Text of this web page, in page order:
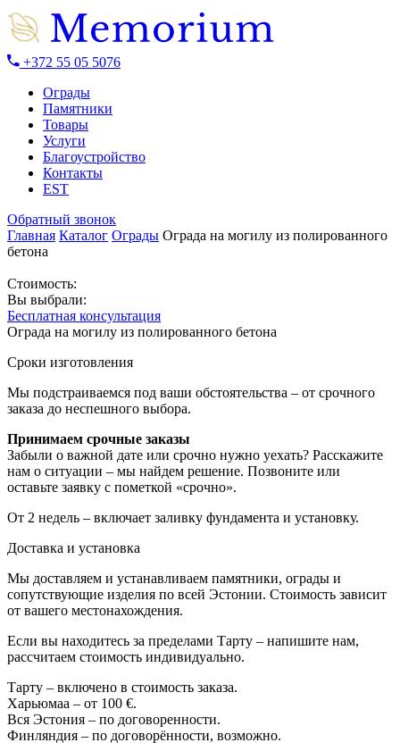
+372 55 05 5076
Ограды
Памятники
Товары
Услуги
Благоустройство
Контакты
EST
Обратный звонок
Главная Каталог Ограды Ограда на могилу из полированного
бетона
Стоимость:
Вы выбрали:
Бесплатная консультация
Ограда на могилу из полированного бетона
Сроки изготовления
Мы подстраиваемся под ваши обстоятельства – от срочного
заказа до неспешного выбора.
Принимаем срочные заказы
Забыли о важной дате или срочно нужно уехать? Расскажите
нам о ситуации – мы найдем решение. Позвоните или
оставьте заявку с пометкой «срочно».
От 2 недель – включает заливку фундамента и установку.
Доставка и установка
Мы доставляем и устанавливаем памятники, ограды и
сопутствующие изделия по всей Эстонии. Стоимость зависит
от вашего местонахождения.
Если вы находитесь за пределами Тарту – напишите нам,
рассчитаем стоимость индивидуально.
Тарту – включено в стоимость заказа.
Харьюмаа – от 100 €.
Вся Эстония – по договоренности.
Финляндия – по договорённости, возможно.